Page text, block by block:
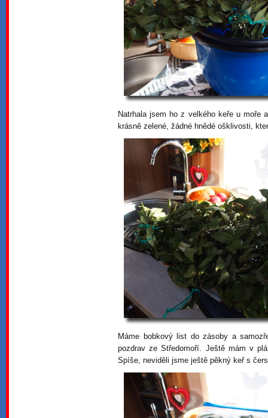
Natrhala jsem ho z velkého keře u moře
krásně zelené, žádné hnědé ošklivosti,
Máme bobkový list do zásoby a
pozdrav ze Středomoří. Ještě mám v
Spíše, neviděli jsme ještě pěkný keř s